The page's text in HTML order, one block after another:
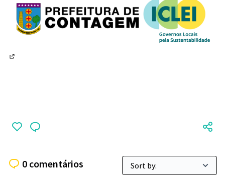
0 comentários